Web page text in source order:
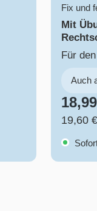
Fix und
Mit
Für
Auch
19,60